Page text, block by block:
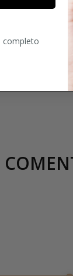
completo